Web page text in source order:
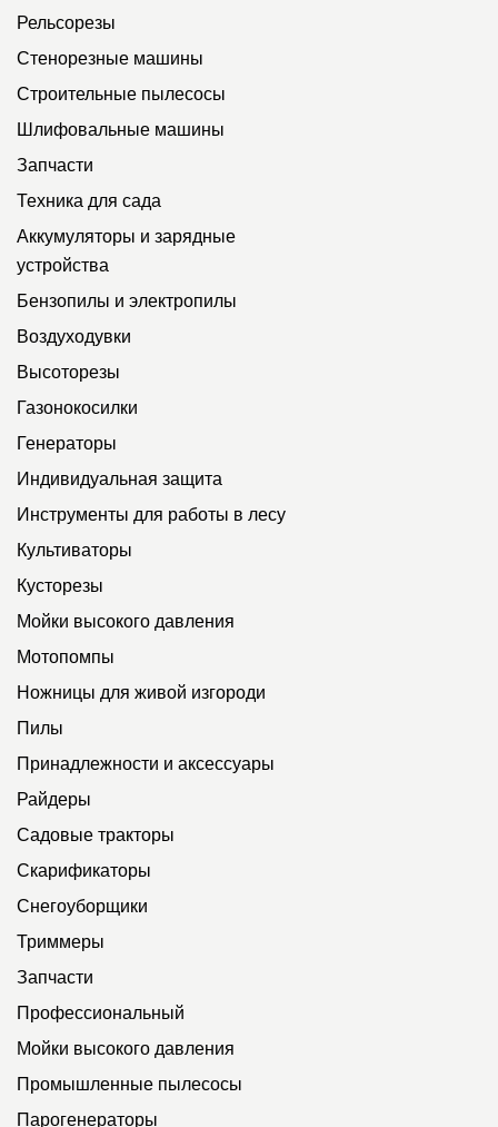
Рельсорезы
Стенорезные машины
Строительные пылесосы
Шлифовальные машины
Запчасти
Техника для сада
Аккумуляторы и зарядные
устройства
Бензопилы и электропилы
Воздуходувки
Высоторезы
Газонокосилки
Генераторы
Индивидуальная защита
Инструменты для работы в лесу
Культиваторы
Кусторезы
Мойки высокого давления
Мотопомпы
Ножницы для живой изгороди
Пилы
Принадлежности и аксессуары
Райдеры
Садовые тракторы
Скарификаторы
Снегоуборщики
Триммеры
Запчасти
Профессиональный
Мойки высокого давления
Промышленные пылесосы
Парогенераторы